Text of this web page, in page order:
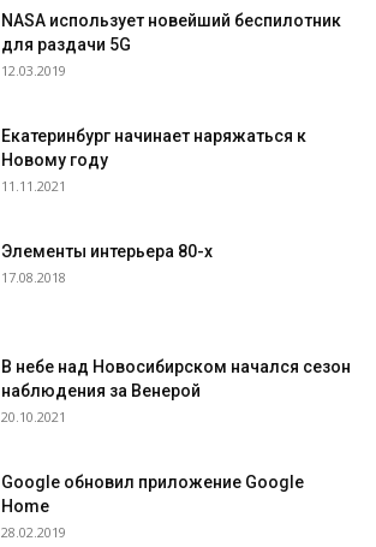
NASA использует новейший беспилотник
для раздачи 5G
12.03.2019
Екатеринбург начинает наряжаться к
Новому году
11.11.2021
Элементы интерьера 80-х
17.08.2018
В небе над Новосибирском начался сезон
наблюдения за Венерой
20.10.2021
Google обновил приложение Google
Home
28.02.2019